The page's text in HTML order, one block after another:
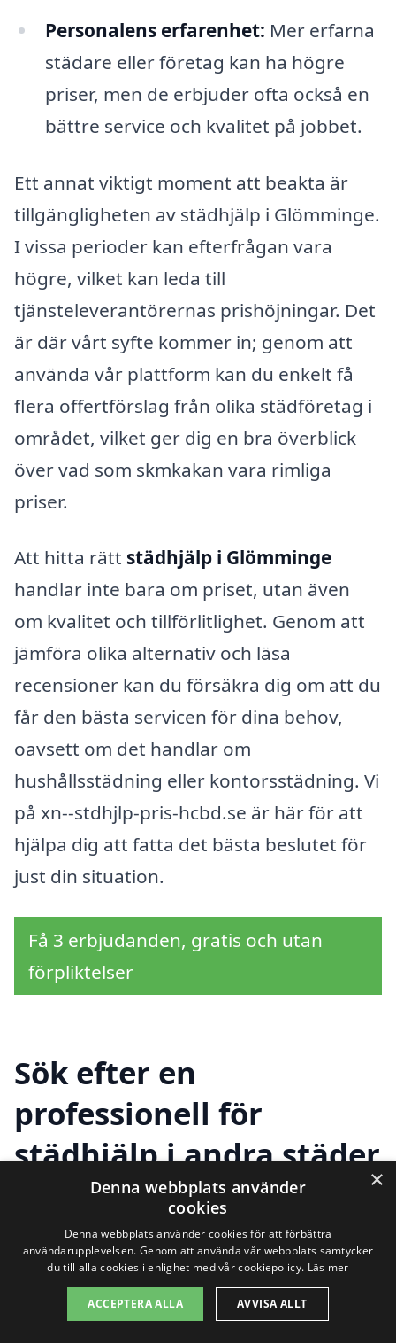
Personalens erfarenhet: Mer erfarna
städare eller företag kan ha högre
priser, men de erbjuder ofta också en
bättre service och kvalitet på jobbet.
Ett annat viktigt moment att beakta är
tillgängligheten av städhjälp i Glömminge.
I vissa perioder kan efterfrågan vara
högre, vilket kan leda till
tjänsteleverantörernas prishöjningar. Det
är där vårt syfte kommer in; genom att
använda vår plattform kan du enkelt få
flera offertförslag från olika städföretag i
området, vilket ger dig en bra överblick
över vad som skmkakan vara rimliga
priser.
Att hitta rätt städhjälp i Glömminge
handlar inte bara om priset, utan även
om kvalitet och tillförlitlighet. Genom att
jämföra olika alternativ och läsa
recensioner kan du försäkra dig om att du
får den bästa servicen för dina behov,
oavsett om det handlar om
hushållsstädning eller kontorsstädning. Vi
på xn--stdhjlp-pris-hcbd.se är här för att
hjälpa dig att fatta det bästa beslutet för
just din situation.
Få 3 erbjudanden, gratis och utan
förpliktelser
Sök efter en
professionell för
städhjälp i andra städer
nära Glömminge
Att hitta städhjälp i Glömminge innebär
att du också har möjligheten att utforska
städtjänster i närliggande städer. Det
×
Denna webbplats använder
cookies
Denna webbplats använder cookies för att förbättra
användarupplevelsen. Genom att använda vår webbplats samtycker
du till alla cookies i enlighet med vår cookiepolicy. Läs mer
ACCEPTERA ALLA AVVISA ALLT